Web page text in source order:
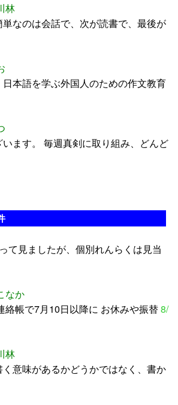
林
なのは会話で、次が読書で、最後が
本語を学ぶ外国人のための作文教育
ます。 毎週真剣に取り組み、どんど
て見ましたが、個別れんらくは見当
なか
絡帳で7月10日以降に お休みや振替8/
林
意味があるかどうかではなく、書か